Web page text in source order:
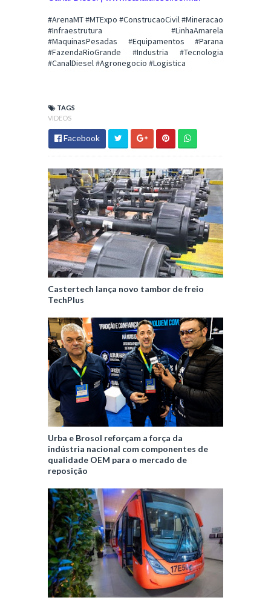
#ArenaMT #MTExpo #ConstrucaoCivil #Mineracao
#Infraestrutura #LinhaAmarela
#MaquinasPesadas #Equipamentos #Parana
#FazendaRioGrande #Industria #Tecnologia
#CanalDiesel #Agronegocio #Logistica
TAGS
VIDEOS
Facebook
Castertech lança novo tambor de freio
TechPlus
Urba e Brosol reforçam a força da
indústria nacional com componentes de
qualidade OEM para o mercado de
reposição